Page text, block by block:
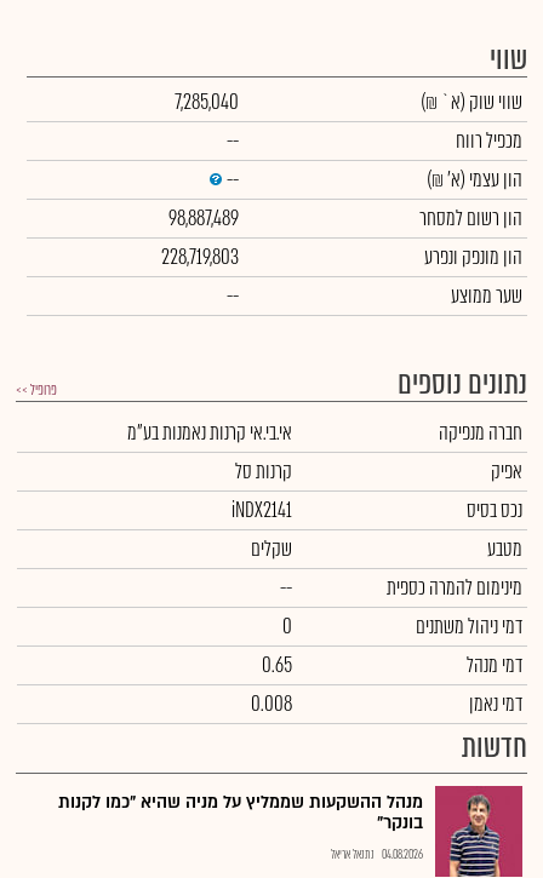
שווי
שווי שוק (א` ₪)
7,285,040
מכפיל רווח
--
הון עצמי (א' ₪)
--
הון רשום למסחר
98,887,489
הון מונפק ונפרע
228,719,803
שער ממוצע
--
נתונים נוספים פרופיל >>
חברה מנפיקה
אי.בי.אי קרנות נאמנות בע"מ
אפיק
קרנות סל
נכס בסיס
iNDX2141
מטבע
שקלים
מינימום להמרה כספית
--
דמי ניהול משתנים
0
דמי מנהל
0.65
דמי נאמן
0.008
חדשות
מנהל ההשקעות שממליץ על מניה שהיא "כמו לקנות
בונקר"
04.08.2026 נתנאל אריאל